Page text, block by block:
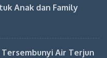
Anak dan Family
Air Terjun